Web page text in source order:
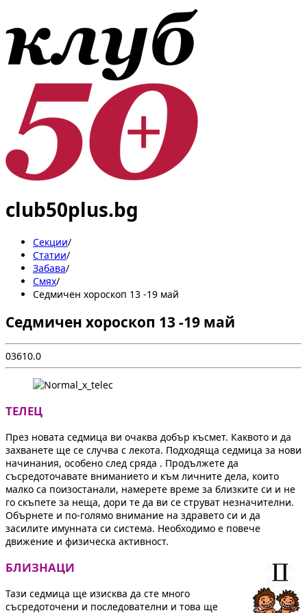
club50plus.bg
Секции/
Статии/
Забава/
Смях/
Седмичен хороскоп 13 -19 май
Седмичен хороскоп 13 -19 май
03610.0
ТЕЛЕЦ
През новата седмица ви очаква добър късмет. Каквото и да
захванете ще се случва с лекота. Подходяща седмица за нови
начинания, особено след сряда . Продължете да
съсредоточавате вниманието и към личните дела, които
малко са поизостанали, намерете време за близките си и не
го скъпете за неща, дори те да ви се струват незначителни.
Обърнете и по-голямо внимание на здравето си и да
засилите имунната си система. Необходимо е повече
движение и физическа активност.
БЛИЗНАЦИ
Тази седмица ще изисква да сте много
съсредоточени и последователни и това ще